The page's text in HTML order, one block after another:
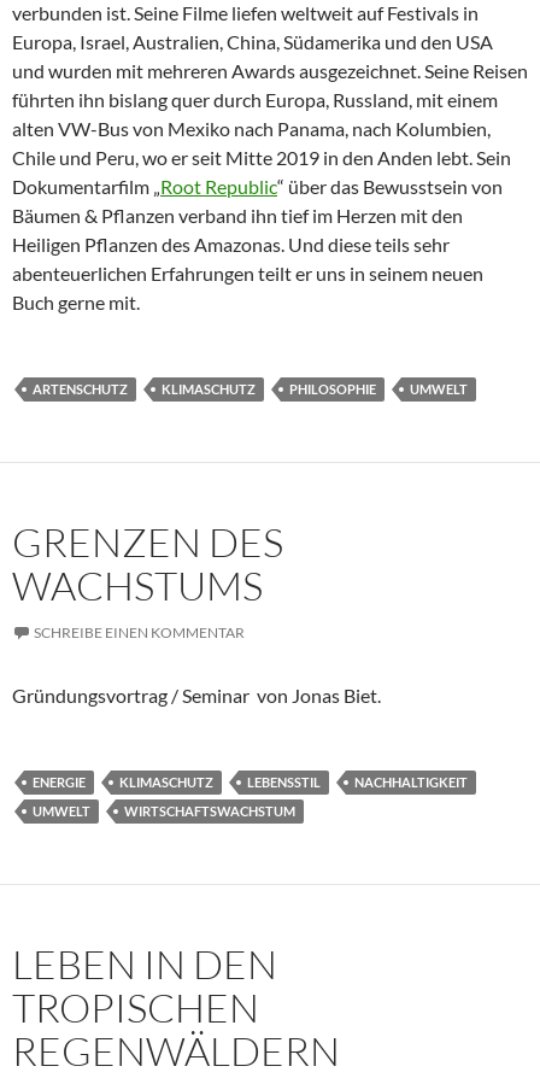
verbunden ist. Seine Filme liefen weltweit auf Festivals in
Europa, Israel, Australien, China, Südamerika und den USA
und wurden mit mehreren Awards ausgezeichnet. Seine Reisen
führten ihn bislang quer durch Europa, Russland, mit einem
alten VW-Bus von Mexiko nach Panama, nach Kolumbien,
Chile und Peru, wo er seit Mitte 2019 in den Anden lebt. Sein
Dokumentarfilm „Root Republic“ über das Bewusstsein von
Bäumen & Pflanzen verband ihn tief im Herzen mit den
Heiligen Pflanzen des Amazonas. Und diese teils sehr
abenteuerlichen Erfahrungen teilt er uns in seinem neuen
Buch gerne mit.
ARTENSCHUTZ KLIMASCHUTZ PHILOSOPHIE UMWELT
GRENZEN DES
WACHSTUMS
SCHREIBE EINEN KOMMENTAR
Gründungsvortrag / Seminar von Jonas Biet.
ENERGIE KLIMASCHUTZ LEBENSSTIL
NACHHALTIGKEIT
UMWELT
WIRTSCHAFTSWACHSTUM
LEBEN IN DEN
TROPISCHEN
REGENWÄLDERN